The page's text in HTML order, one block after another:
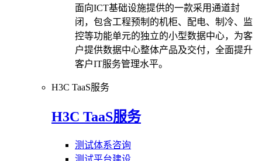
面向ICT基础设施提供的一款采用通道封
闭，包含工程预制的机柜、配电、制冷、监
控等功能单元的独立的小型数据中心，为客
户提供数据中心整体产品及交付，全面提升
客户IT服务管理水平。
H3C TaaS服务
H3C TaaS服务
测试体系咨询
测试平台建设